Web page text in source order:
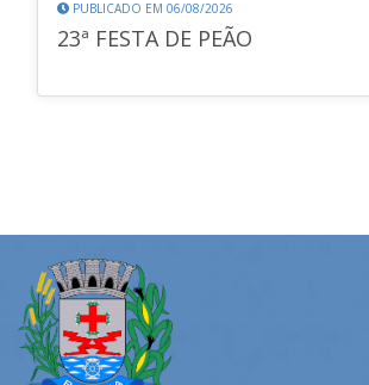
PUBLICADO EM 06/08/2026
23ª FESTA DE PEÃO